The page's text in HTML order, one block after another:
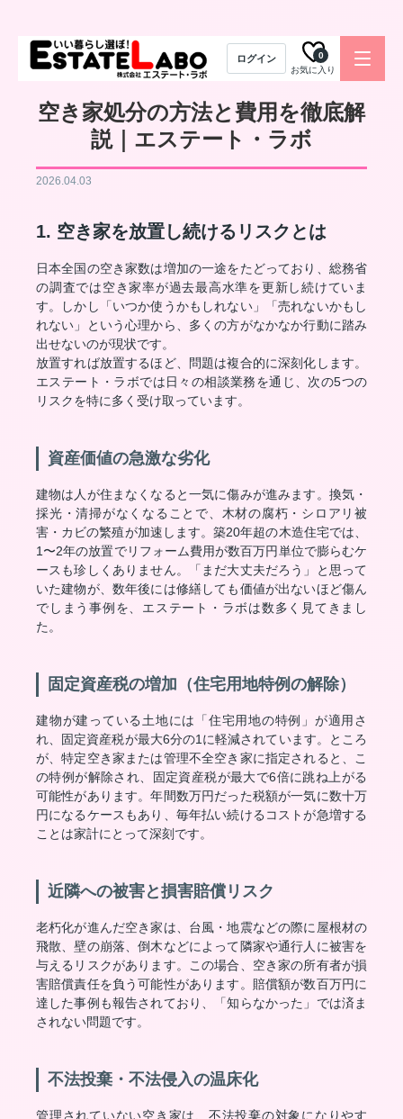
ログイン
お気に入り
0
空き家処分の方法と費用を徹底解
説｜エステート・ラボ
2026.04.03
1. 空き家を放置し続けるリスクとは
日本全国の空き家数は増加の一途をたどっており、総務省
の調査では空き家率が過去最高水準を更新し続けていま
す。しかし「いつか使うかもしれない」「売れないかもし
れない」という心理から、多くの方がなかなか行動に踏み
出せないのが現状です。
放置すれば放置するほど、問題は複合的に深刻化します。
エステート・ラボでは日々の相談業務を通じ、次の5つの
リスクを特に多く受け取っています。
資産価値の急激な劣化
建物は人が住まなくなると一気に傷みが進みます。換気・
採光・清掃がなくなることで、木材の腐朽・シロアリ被
害・カビの繁殖が加速します。築20年超の木造住宅では、
1〜2年の放置でリフォーム費用が数百万円単位で膨らむケ
ースも珍しくありません。「まだ大丈夫だろう」と思って
いた建物が、数年後には修繕しても価値が出ないほど傷ん
でしまう事例を、エステート・ラボは数多く見てきまし
た。
固定資産税の増加（住宅用地特例の解除）
建物が建っている土地には「住宅用地の特例」が適用さ
れ、固定資産税が最大6分の1に軽減されています。ところ
が、特定空き家または管理不全空き家に指定されると、こ
の特例が解除され、固定資産税が最大で6倍に跳ね上がる
可能性があります。年間数万円だった税額が一気に数十万
円になるケースもあり、毎年払い続けるコストが急増する
ことは家計にとって深刻です。
近隣への被害と損害賠償リスク
老朽化が進んだ空き家は、台風・地震などの際に屋根材の
飛散、壁の崩落、倒木などによって隣家や通行人に被害を
与えるリスクがあります。この場合、空き家の所有者が損
害賠償責任を負う可能性があります。賠償額が数百万円に
達した事例も報告されており、「知らなかった」では済ま
されない問題です。
不法投棄・不法侵入の温床化
管理されていない空き家は、不法投棄の対象になりやす